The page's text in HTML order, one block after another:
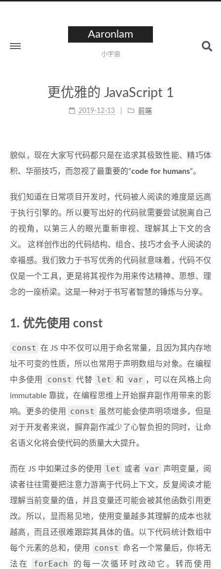
Aaronlam
小宇宙
更优雅的 JavaScript 1
2019-12-13 前端
貌似，现在大家写代码都只是在追求其极致性能、精巧体
积、华丽技巧，而忽视了最重要的”code for humans“。
我们知道在日常项目开发时，代码被人阅读的难度是远高
于执行引擎的。所以要写出好的代码就需要尝试脱离自己
的视角，以第三人的眼光重新审视、理解其上下文的含
义。 这样创作出的代码结构、组合、技巧才会予人阅读的
幸福感。我们致力于书写优秀的代码就意味着，代码不仅
仅是一个工具，更是将其视作为用来传达精神、思想、理
念的一座桥梁。这是一种对于书写者智慧的锤炼与分享。
1. 优先使用 const
const
在 JS 中不仅可以用于命名常量，且因为其内存地
址不可变的性质，所以也常用于声明数组与对象。在编程
中多使用
const 代替 let 和 var ，可以在风格上向
immutable 靠拢，在编程思维上开始摒弃副作用带来的影
响。更多的使用
const
虽然可能会使声明项增多，但是
对于开发者来说，摒弃副作减少了心智负担的同时，让命
名语义化将会使代码的质量大大提升。
而在 JS 中如果过多的使用 let 或者 var
声明变量，阅
读者往往需要把注意力游离于代码上下文，反复阅读才能
理解当前变量的值，并且变量还可能会被其他函数引用更
改。所以，显而易见地，使用变量越多其理解的成本也就
越高，而且还很难跟踪其具体的值。以下代码统计数组中
每个元素的总和，使用
const
命名一个常量后，你将无
法在
forEach 的每一次循环时改动它。转而使用